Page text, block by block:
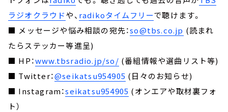
ラジオクラウドや、 radikoタイムフリーで聴けます。
■ メッセージや悩み相談の宛先：so@tbs.co.jp (読まれ
たらステッカー等進呈)
■ HP：www.tbsradio.jp/so/ (番組情報や選曲リスト等)
■ Twitter：@seikatsu954905 (日々のお知らせ)
■ Instagram：seikatsu954905 (オンエアや取材裏フォ
ト）